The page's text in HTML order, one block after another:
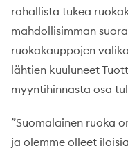
rahallista tukea
mahdollisimman
ruokakauppojen
lähtien kuuluneet
myyntihinnasta osa
”Suomalainen ruoka
ja olemme olleet